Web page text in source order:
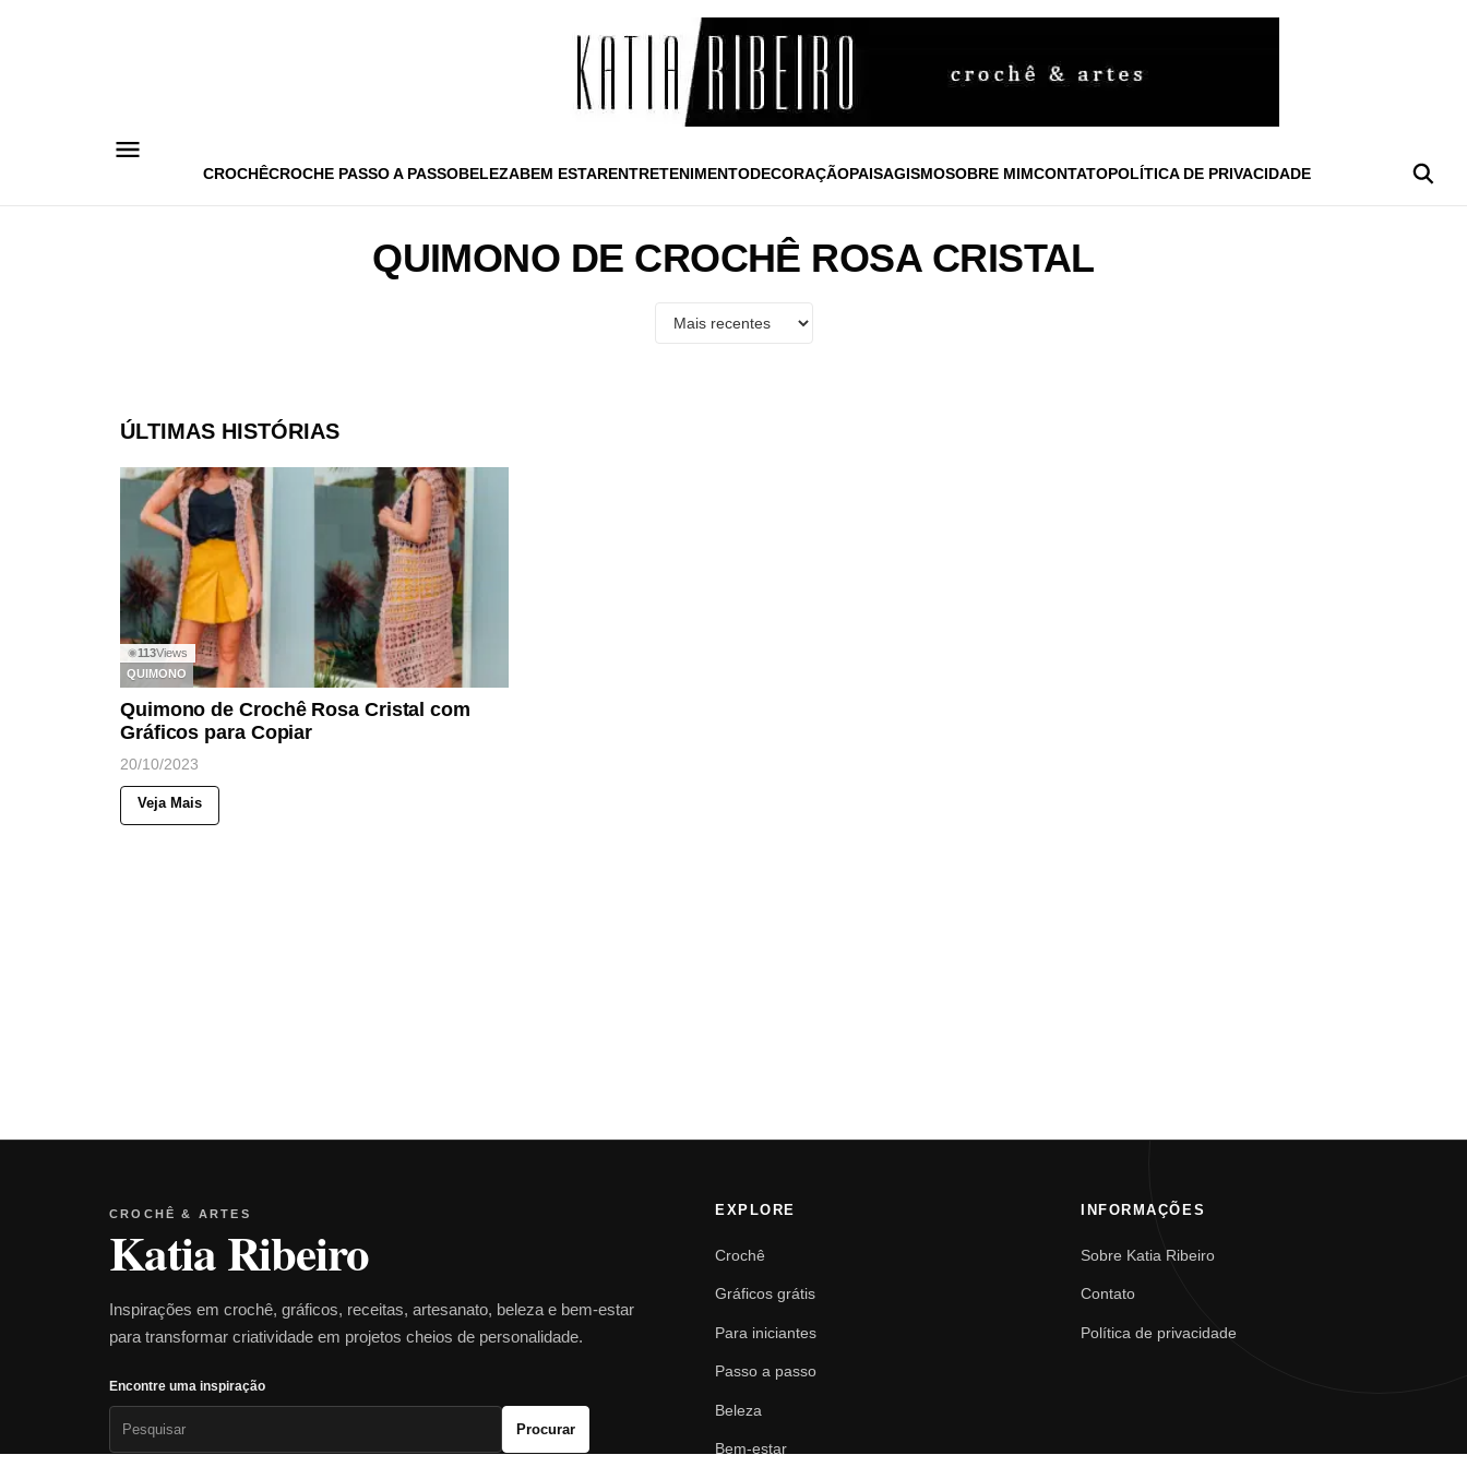
CROCHÊCROCHE PASSO A PASSOBELEZABEM ESTARENTRETENIMENTODECORAÇÃOPAISAGISMOSOBRE MIMCONTATOPOLÍTICA DE PRIVACIDADE
QUIMONO DE CROCHÊ ROSA CRISTAL
ÚLTIMAS HISTÓRIAS
◉113Views
QUIMONO
Quimono de Crochê Rosa Cristal com
Gráficos para Copiar
20/10/2023
Veja Mais
CROCHÊ & ARTES
Katia Ribeiro
Inspirações em crochê, gráficos, receitas, artesanato, beleza e bem-estar
para transformar criatividade em projetos cheios de personalidade.
Encontre uma inspiração
Procurar
EXPLORE
Crochê
Gráficos grátis
Para iniciantes
Passo a passo
Beleza
Bem-estar
INFORMAÇÕES
Sobre Katia Ribeiro
Contato
Política de privacidade